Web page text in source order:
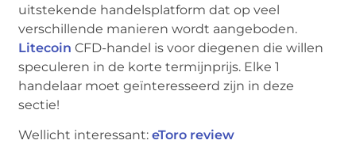
uitstekende handelsplatform dat op veel
verschillende manieren wordt aangeboden.
Litecoin CFD-handel is voor diegenen die willen
speculeren in de korte termijnprijs. Elke 1
handelaar moet geïnteresseerd zijn in deze
sectie!
Wellicht interessant:eToro review